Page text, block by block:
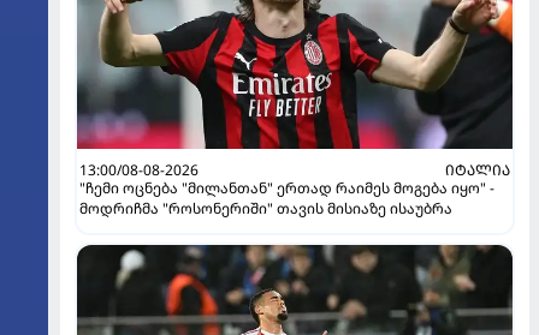
13:00/08-08-2026
ᲘᲢᲐᲚᲘᲐ
"ჩემი ოცნება "მილანთან" ერთად რაიმეს მოგება იყო" -
მოდრიჩმა "როსონერიში" თავის მისიაზე ისაუბრა